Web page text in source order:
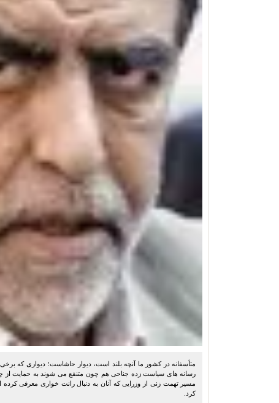
متأسفانه در کشور ما آنچه بلند است، دیوار حاشاست؛ دیواری که
رسانه های سیاست زده جناحی هم چون متنفع می شوند به حمایت از
مسیر تهمت زنی از وزرایی که آنان به دنبال رانت خواری معرفی
کرد.